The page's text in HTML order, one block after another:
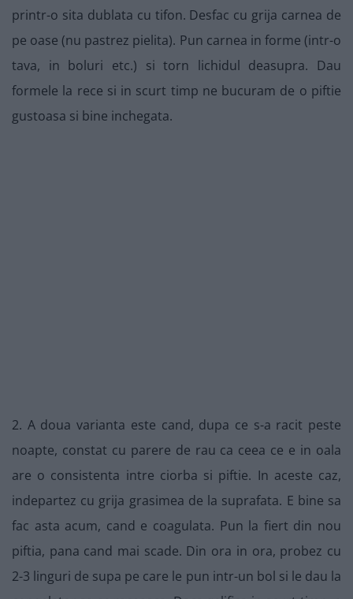
printr-o sita dublata cu tifon. Desfac cu grija carnea de
pe oase (nu pastrez pielita). Pun carnea in forme (intr-o
tava, in boluri etc.) si torn lichidul deasupra. Dau
formele la rece si in scurt timp ne bucuram de o piftie
gustoasa si bine inchegata.
2. A doua varianta este cand, dupa ce s-a racit peste
noapte, constat cu parere de rau ca ceea ce e in oala
are o consistenta intre ciorba si piftie. In aceste caz,
indepartez cu grija grasimea de la suprafata. E bine sa
fac asta acum, cand e coagulata. Pun la fiert din nou
piftia, pana cand mai scade. Din ora in ora, probez cu
2-3 linguri de supa pe care le pun intr-un bol si le dau la